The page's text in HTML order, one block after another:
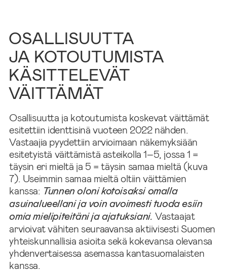
OSALLISUUTTA
JA KOTOUTUMISTA
KÄSITTELEVÄT
VÄITTÄMÄT
Osallisuutta ja kotoutumista koskevat väittämät
esitettiin identtisinä vuoteen 2022 nähden.
Vastaajia pyydettiin arvioimaan näkemyksiään
esitetyistä väittämistä asteikolla 1–5, jossa 1 =
täysin eri mieltä ja 5 = täysin samaa mieltä (kuva
7). Useimmin samaa mieltä oltiin väittämien
kanssa: Tunnen oloni kotoisaksi omalla
asuinalueellani ja voin avoimesti tuoda esiin
omia mielipiteitäni ja ajatuksiani. Vastaajat
arvioivat vähiten seuraavansa aktiivisesti Suomen
yhteiskunnallisia asioita sekä kokevansa olevansa
yhdenvertaisessa asemassa kantasuomalaisten
kanssa.